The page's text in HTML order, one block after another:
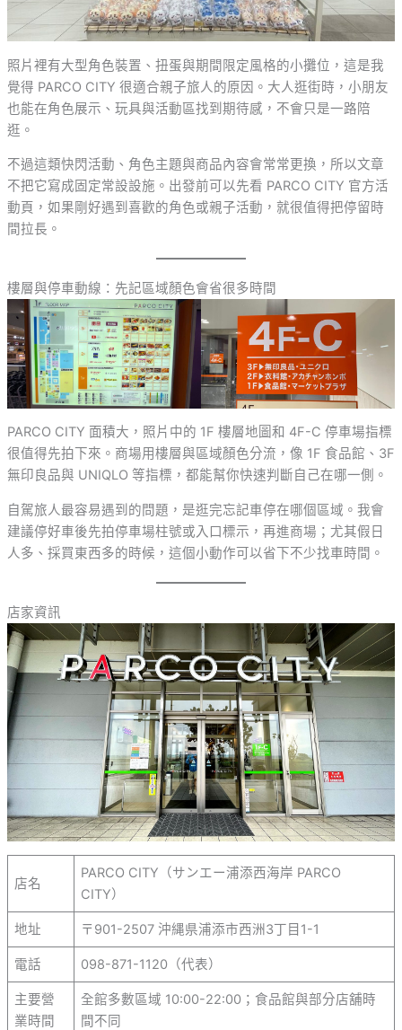
照片裡有大型角色裝置、扭蛋與期間限定風格的小攤位，這是我
覺得 PARCO CITY 很適合親子旅人的原因。大人逛街時，小朋友
也能在角色展示、玩具與活動區找到期待感，不會只是一路陪
逛。
不過這類快閃活動、角色主題與商品內容會常常更換，所以文章
不把它寫成固定常設設施。出發前可以先看 PARCO CITY 官方活
動頁，如果剛好遇到喜歡的角色或親子活動，就很值得把停留時
間拉長。
樓層與停車動線：先記區域顏色會省很多時間
PARCO CITY 面積大，照片中的 1F 樓層地圖和 4F-C 停車場指標
很值得先拍下來。商場用樓層與區域顏色分流，像 1F 食品館、3F
無印良品與 UNIQLO 等指標，都能幫你快速判斷自己在哪一側。
自駕旅人最容易遇到的問題，是逛完忘記車停在哪個區域。我會
建議停好車後先拍停車場柱號或入口標示，再進商場；尤其假日
人多、採買東西多的時候，這個小動作可以省下不少找車時間。
店家資訊
店名
PARCO CITY（サンエー浦添西海岸 PARCO
CITY）
地址 〒901-2507 沖縄県浦添市西洲3丁目1-1
電話 098-871-1120（代表）
主要營
業時間
全館多數區域 10:00-22:00；食品館與部分店舖時
間不同